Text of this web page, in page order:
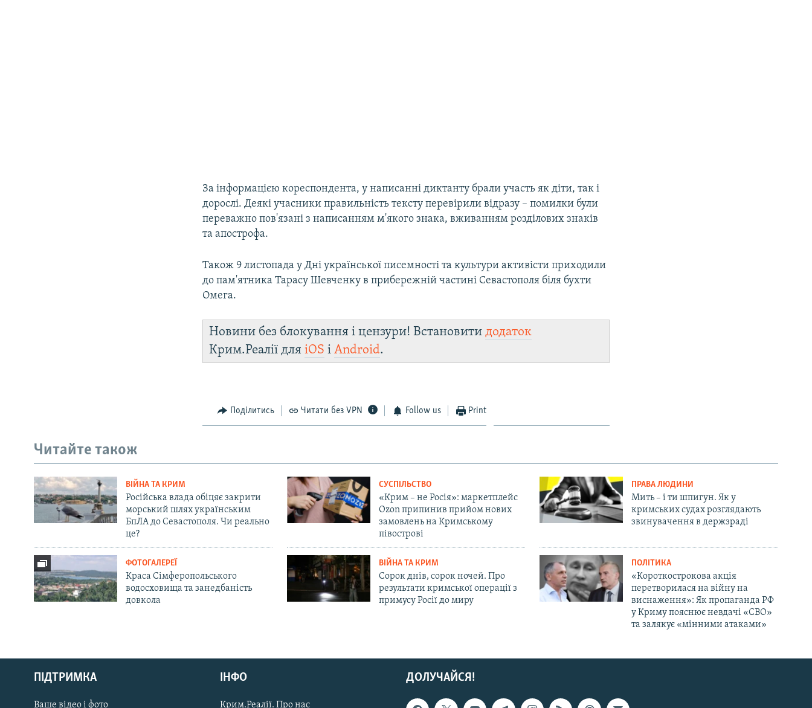
Русский
Qırımtatar
За інформацією кореспондента, у написанні диктанту брали участь як діти, так і
дорослі. Деякі учасники правильність тексту перевірили відразу – помилки були
переважно пов'язані з написанням м'якого знака, вживанням розділових знаків
та апострофа.
Також 9 листопада у Дні української писемності та культури активісти приходили
до пам'ятника Тарасу Шевченку в прибережній частині Севастополя біля бухти
Омега.
Новини без блокування і цензури! Встановитидодаток
Крим.Реалії дляiOS іAndroid.
Поділитись Читати без VPN Follow us Print
Читайте також
ВІЙНА ТА КРИМ
Російська влада обіцяє закрити
морський шлях українським
БпЛА до Севастополя. Чи реально
це?
СУСПІЛЬСТВО
«Крим – не Росія»: маркетплейс
Ozon припинив прийом нових
замовлень на Кримському
півострові
ПРАВА ЛЮДИНИ
Мить – і ти шпигун. Як у
кримських судах розглядають
звинувачення в держзраді
ФОТОГАЛЕРЕЇ
Краса Сімферопольського
водосховища та занедбаність
довкола
ВІЙНА ТА КРИМ
Сорок днів, сорок ночей. Про
результати кримської операції з
примусу Росії до миру
ПОЛІТИКА
«Короткострокова акція
перетворилася на війну на
виснаження»: Як пропаганда РФ
у Криму пояснює невдачі «СВО»
та залякує «мінними атаками»
ДОЛУЧАЙСЯ!
ПІДТРИМКА
Ваше відео і фото
ІНФО
Крим.Реалії. Про нас